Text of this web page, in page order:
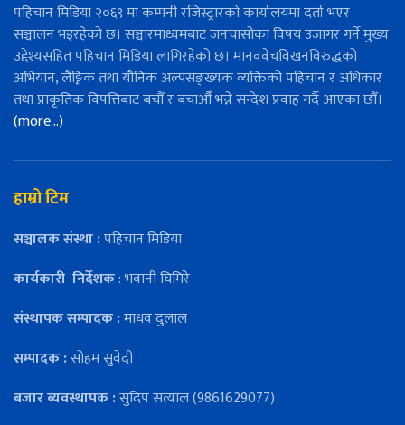
पहिचान मिडिया २०६९ मा कम्पनी रजिस्ट्रारको कार्यालयमा दर्ता भएर
सञ्चालन भइरहेको छ। सञ्चारमाध्यमबाट जनचासोका विषय उजागर गर्ने मुख्य
उद्देश्यसहित पहिचान मिडिया लागिरहेको छ। मानववेचविखनविरुद्धको
अभियान, लैङ्गिक तथा यौनिक अल्पसङ्ख्यक व्यक्तिको पहिचान र अधिकार
तथा प्राकृतिक विपत्तिबाट बचौँ र बचाऔँ भन्ने सन्देश प्रवाह गर्दै आएका छौँ।
(more…)
हाम्रो टिम
सञ्चालक संस्था :पहिचान मिडिया
कार्यकारी निर्देशक: भवानी घिमिरे
संस्थापक सम्पादक :माधव दुलाल
सम्पादक :सोहम सुवेदी
बजार ब्यवस्थापक :सुदिप सत्याल (9861629077)